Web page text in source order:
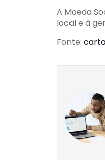
A Moeda
local e à
Fonte: